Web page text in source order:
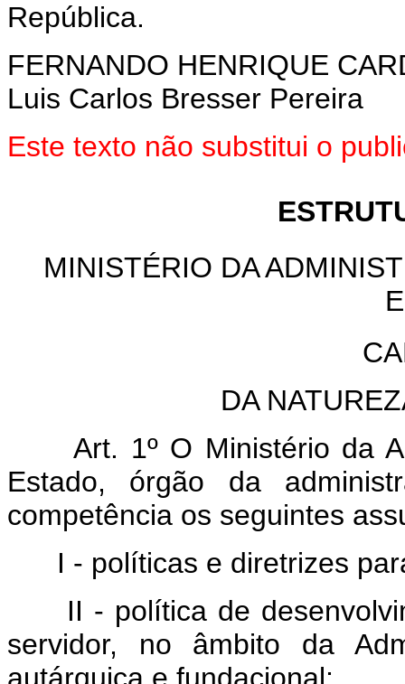
República.
FERNANDO HENRIQUE
Luis Carlos Bresser Pereira
Este texto não substitui o
MINISTÉRIO DA
DA
Art. 1º O Ministério da
Estado, órgão da
competência os seguintes
I - políticas e diretrizes
II - política de
servidor, no âmbito da
autárquica e fundacional;